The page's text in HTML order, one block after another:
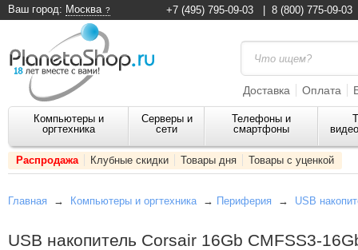
Ваш город: Москва +7 (495) 795-09-03 8 (800) 775-09-03
Доставка Оплата
Компьютеры и
оргтехника
Серверы и
сети
Телефоны и
смартфоны
Распродажа Клубные скидки Товары дня Товары с уценкой
Главная → Компьютеры и оргтехника→ Периферия → USB
USB накопитель Corsair 16Gb CMFSS3-